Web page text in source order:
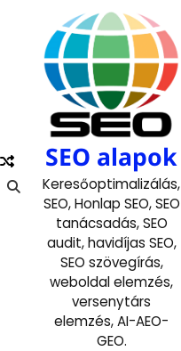
content
SEO alapok
Keresőoptimalizálás,
SEO, Honlap SEO, SEO
tanácsadás, SEO
audit, havidíjas SEO,
SEO szövegírás,
weboldal elemzés,
versenytárs
elemzés, AI-AEO-
GEO.